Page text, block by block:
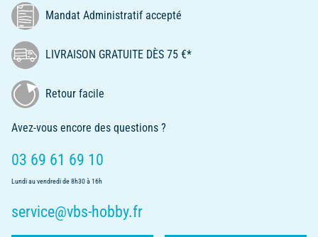
Mandat Administratif accepté
LIVRAISON GRATUITE DÈS 75 €*
Retour facile
Avez-vous encore des questions ?
03 69 61 69 10
Lundi au vendredi de 8h30 à 16h
service@vbs-hobby.fr